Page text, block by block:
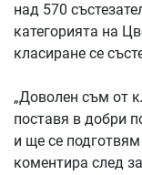
над 570
категорията на
класиране се
„Доволен съм от
поставя в добри
и ще се
коментира след